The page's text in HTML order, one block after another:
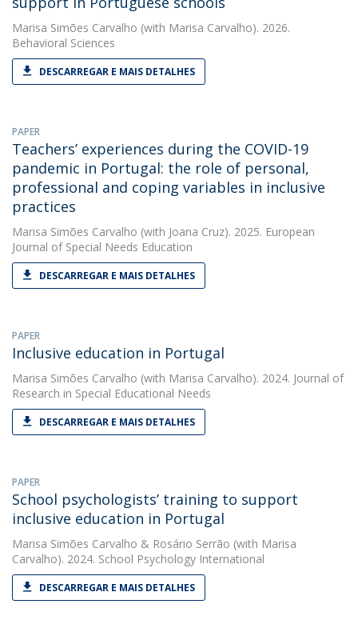
Marisa Simões Carvalho (with Marisa Carvalho). 2026.
Behavioral Sciences
DESCARREGAR E MAIS DETALHES
PAPER
Teachers’ experiences during the COVID-19
pandemic in Portugal: the role of personal,
professional and coping variables in inclusive
practices
Marisa Simões Carvalho (with Joana Cruz). 2025. European
Journal of Special Needs Education
DESCARREGAR E MAIS DETALHES
PAPER
Inclusive education in Portugal
Marisa Simões Carvalho (with Marisa Carvalho). 2024. Journal of
Research in Special Educational Needs
DESCARREGAR E MAIS DETALHES
PAPER
School psychologists’ training to support
inclusive education in Portugal
Marisa Simões Carvalho & Rosário Serrão (with Marisa
Carvalho). 2024. School Psychology International
DESCARREGAR E MAIS DETALHES